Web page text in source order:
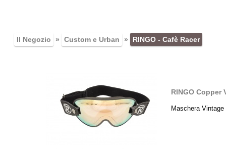
Il Negozio » Custom e Urban » RINGO - Cafè Racer
RINGO Copper
Maschera